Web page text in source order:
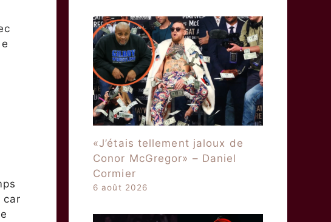
car
«J’étais tellement jaloux de
Conor McGregor» – Daniel
Cormier
6 août 2026